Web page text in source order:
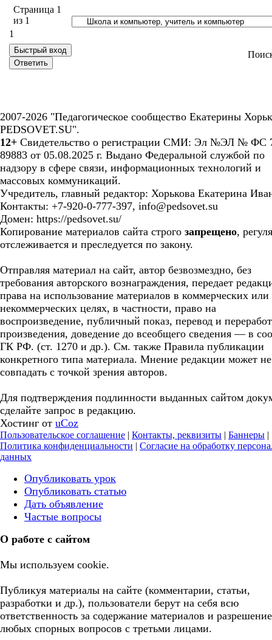
Страница 1
из 1
1
2007-2026 "Педагогическое сообщество Екатерины
PEDSOVET.SU".
12+ Свидетельство о регистрации СМИ: Эл №ЭЛ № ФС
89883 от 05.08.2025 г. Выдано Федеральной службой по
надзору в сфере связи, информационных технологий и
массовых коммуникаций.
Учредитель, главный редактор: Хорькова Екатерина
Контакты: +7-920-0-777-397, info@pedsovet.su
Домен: https://pedsovet.su/
Копирование материалов сайта строго запрещено,
отслеживается и преследуется по закону.
Отправляя материал на сайт, автор безвозмездно, без
требования авторского вознаграждения, передает
права на использование материалов в коммерческих или
некоммерческих целях, в частности, право на
воспроизведение, публичный показ, перевод и
произведения, доведение до всеобщего сведения — в
ГК РФ. (ст. 1270 и др.). См. также Правила публикации
конкретного типа материала. Мнение редакции может не
совпадать с точкой зрения авторов.
Для подтверждения подлинности выданных сайтом
сделайте запрос в редакцию.
Хостинг от uCoz
Пользовательское соглашение | Контакты, реквизиты | Баннеры |
Политика конфиденциальности | Согласие на обработку
данных
Опубликовать урок
Опубликовать статью
Дать объявление
Частые вопросы
О работе с сайтом
Мы используем cookie.
Публикуя материалы на сайте (комментарии, статьи,
разработки и др.), пользователи берут на себя всю
ответственность за содержание материалов и разрешение
любых спорных вопросов с третьми лицами.